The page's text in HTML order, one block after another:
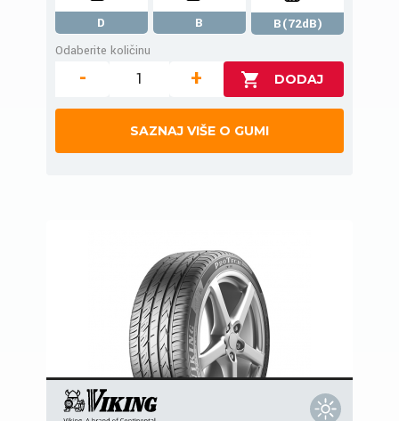
D B
B(72dB)
Odaberite količinu
- +
SAZNAJ VIŠE O GUMI